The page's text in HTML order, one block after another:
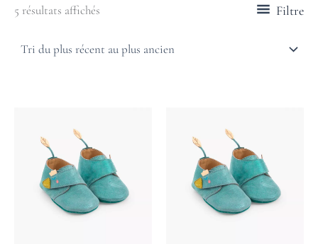
5 résultats affichés Filtre